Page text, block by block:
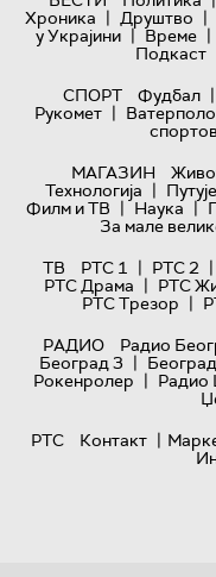
Хроника | Друштво |
у Украјини | Време |
Подкаст
СПОРТ
Фудбал |
Рукомет | Ватерполо
МАГАЗИН
Технологијa |
Филм и ТВ | Наука |
За мале
ТВ
РТС 1 | РТС 2 |
РТС Драма | РТС
РТС Трезор |
РАДИО
Радио
Београд 3 |
Рокенролер | Радио
РТС
Контакт |